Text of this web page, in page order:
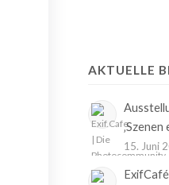
AKTUELLE
‚Szenen
15. Juni